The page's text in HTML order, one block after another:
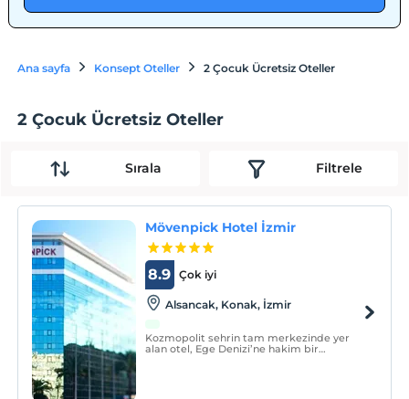
Ana sayfa Konsept Oteller 2 Çocuk Ücretsiz Oteller
2 Çocuk Ücretsiz Oteller
Sırala Filtrele
Mövenpick Hotel İzmir
Çok iyi
8.9
Alsancak, Konak, İzmir
Kozmopolit sehrin tam merkezinde yer
alan otel, Ege Denizi’ne hakim bir